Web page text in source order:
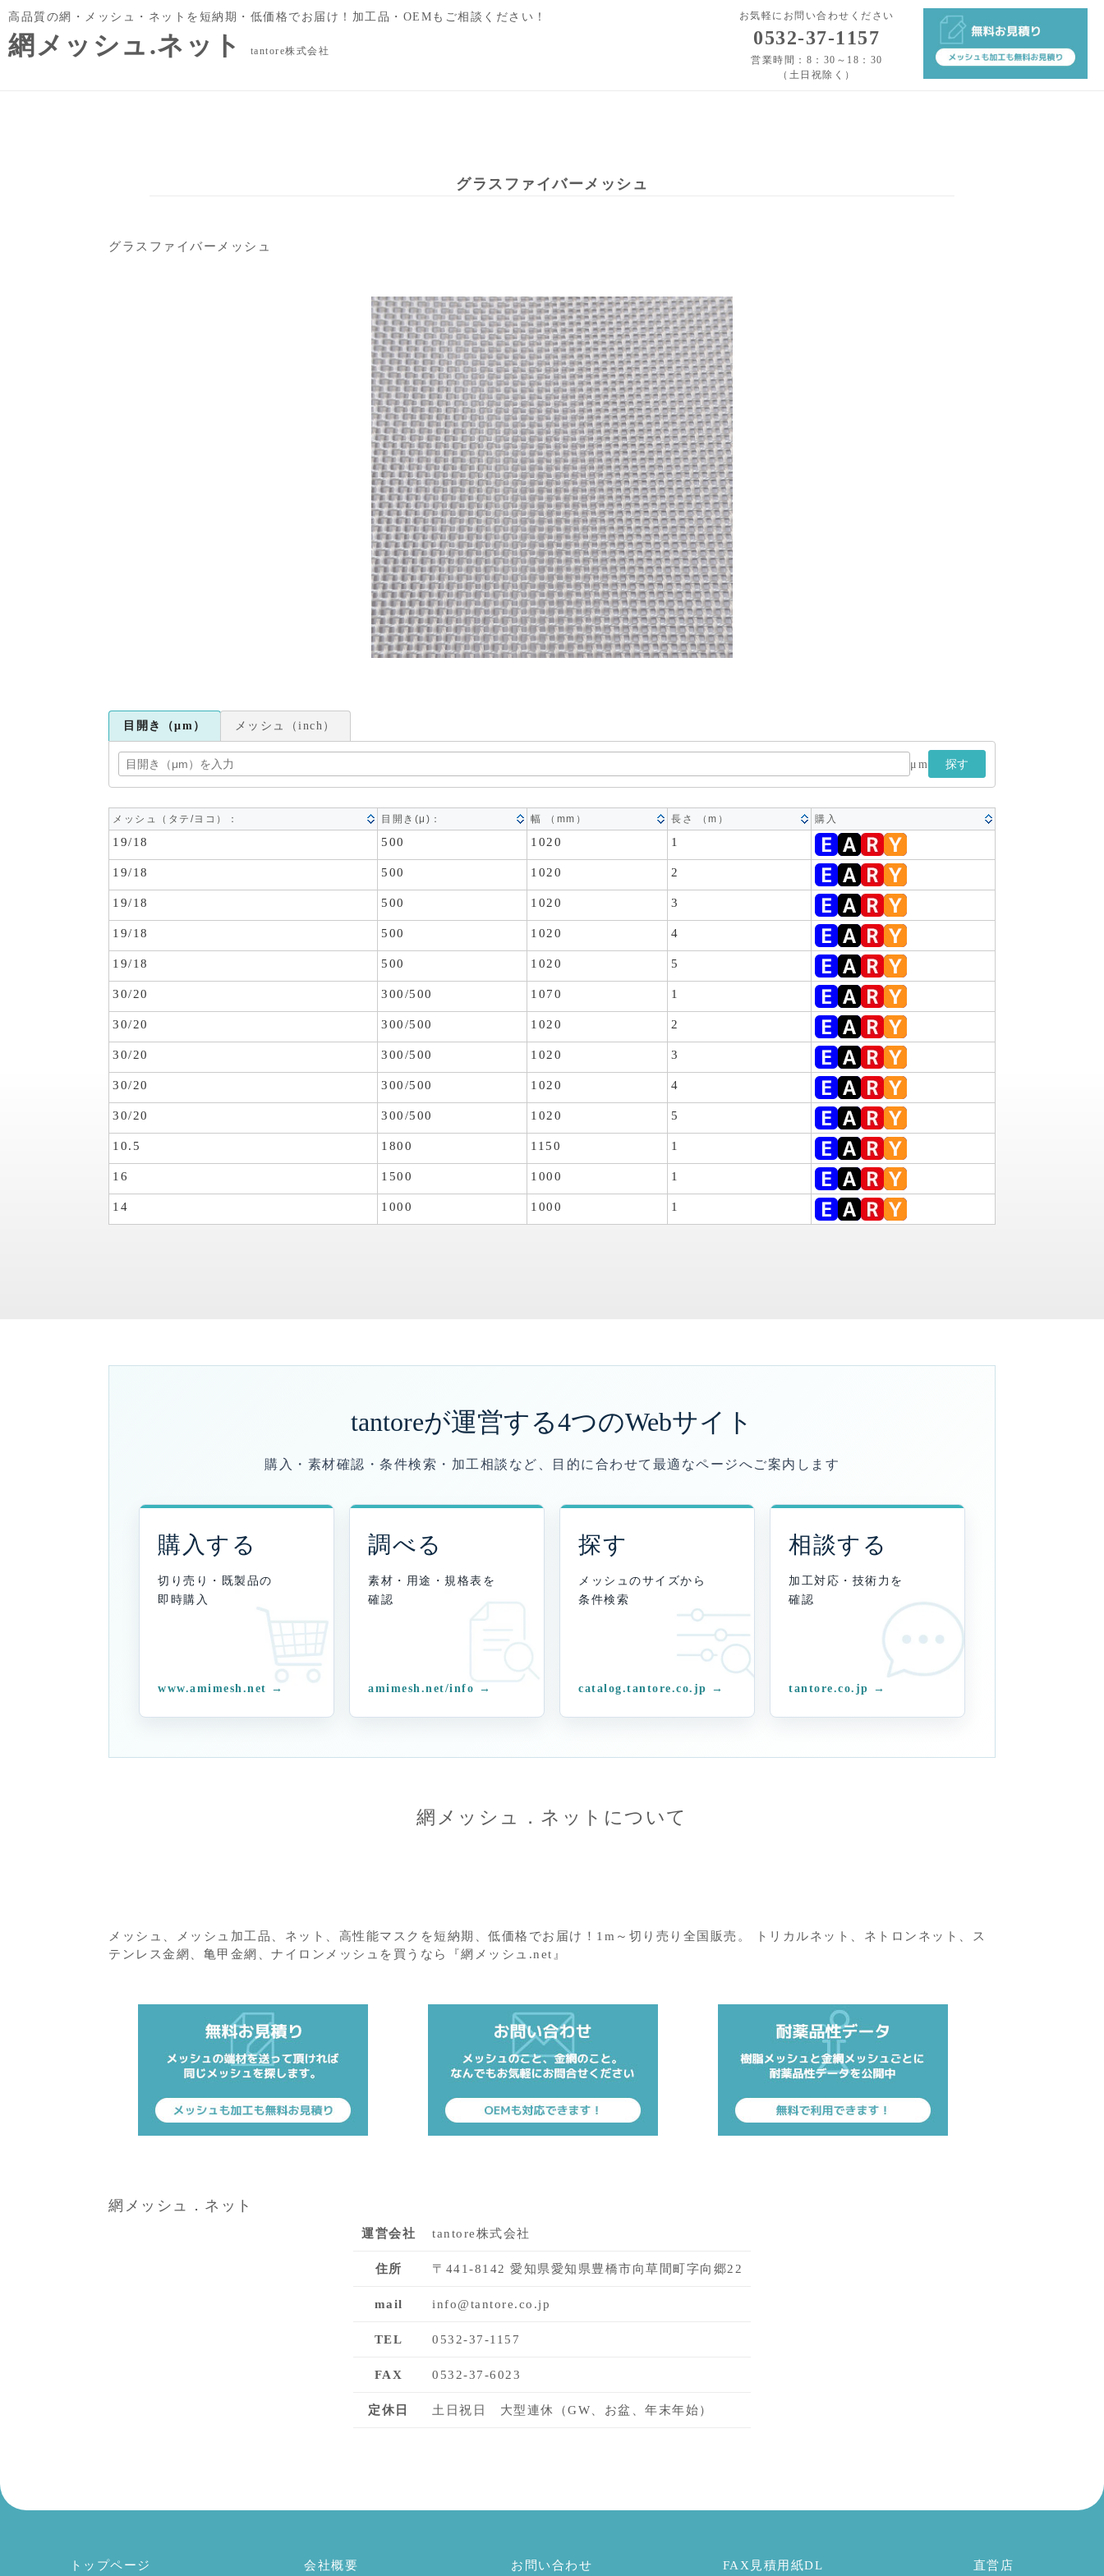
高品質の網・メッシュ・ネットを短納期・低価格でお届け！加工品・OEMもご相談ください！
網メッシュ.ネット tantore株式会社
お気軽にお問い合わせください
0532-37-1157
営業時間：8：30～18：30
（土日祝除く）
グラスファイバーメッシュ
グラスファイバーメッシュ
目開き（μm） メッシュ（inch）
μm 探す
メッシュ（タテ/ヨコ）： 目開き(μ)： 幅 （mm） 長さ （m） 購入
19/18 500 1020 1
19/18 500 1020 2
19/18 500 1020 3
19/18 500 1020 4
19/18 500 1020 5
30/20 300/500 1070 1
30/20 300/500 1020 2
30/20 300/500 1020 3
30/20 300/500 1020 4
30/20 300/500 1020 5
10.5 1800 1150 1
16 1500 1000 1
14 1000 1000 1
tantoreが運営する4つのWebサイト
購入・素材確認・条件検索・加工相談など、目的に合わせて最適なページへご案内します
購入する
切り売り・既製品の
即時購入
www.amimesh.net →
調べる
素材・用途・規格表を
確認
amimesh.net/info →
探す
メッシュのサイズから
条件検索
catalog.tantore.co.jp →
相談する
加工対応・技術力を
確認
tantore.co.jp →
網メッシュ．ネットについて
メッシュ、メッシュ加工品、ネット、高性能マスクを短納期、低価格でお届け！1m～切り売り全国販売。 トリカルネット、ネトロンネット、ス
テンレス金網、亀甲金網、ナイロンメッシュを買うなら『網メッシュ.net』
網メッシュ．ネット
運営会社 tantore株式会社
住所 〒441-8142 愛知県愛知県豊橋市向草間町字向郷22
mail info@tantore.co.jp
TEL 0532-37-1157
FAX 0532-37-6023
定休日 土日祝日 大型連休（GW、お盆、年末年始）
トップページ 会社概要 お問い合わせ FAX見積用紙DL 直営店